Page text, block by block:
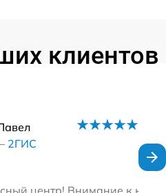
клиентов
2ГИС
центр! Внимание к